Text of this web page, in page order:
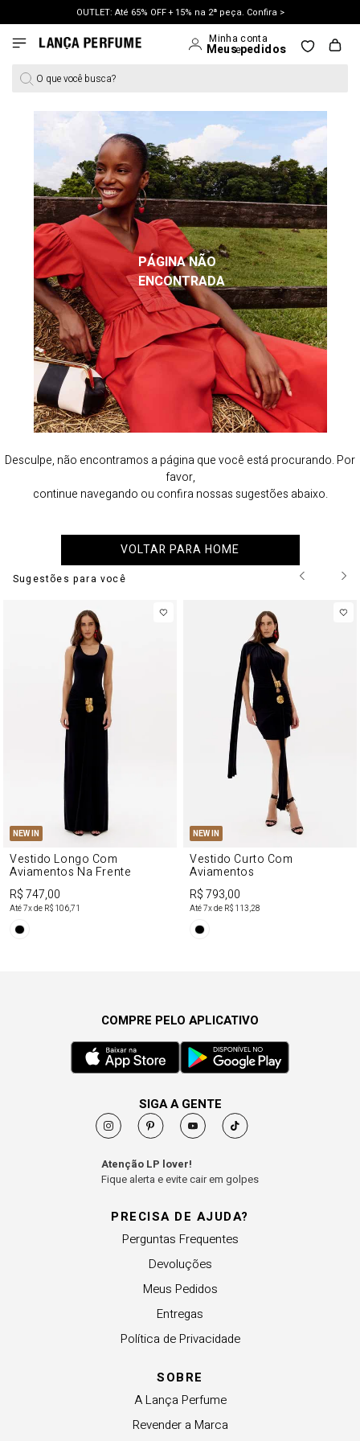
OUTLET: Até 65% OFF + 15% na 2ª peça. Confira >
LANÇAMENTO PRIMAVERA 27. Clique e aproveite.
O que você busca?
PÁGINA NÃO
ENCONTRADA
Desculpe, não encontramos a página que você está procurando. Por
favor,
continue navegando ou confira nossas sugestões abaixo.
VOLTAR PARA HOME
Sugestões para você
NEW IN
Vestido Longo Com
Aviamentos Na Frente
R$ 747,00
Até7x de R$ 106,71
NEW IN
Vestido Curto Com
Aviamentos
R$ 793,00
Até7x de R$ 113,28
PRECISA DE AJUDA?
Perguntas Frequentes
Devoluções
Meus Pedidos
Entregas
Política de Privacidade
SOBRE
A Lança Perfume
Revender a Marca
COMPRE PELO APLICATIVO
SIGA A GENTE
Atenção LP lover!
Fique alerta e evite cair em golpes